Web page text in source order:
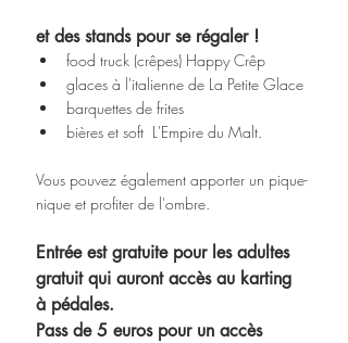
et des stands pour se régaler !
food truck (crêpes) Happy Crêp
glaces à l'italienne de La Petite Glace
barquettes de frites
bières et soft  L'Empire du Malt.
Vous pouvez également apporter un pique-
nique et profiter de l'ombre.
Entrée est gratuite pour les adultes
gratuit qui auront accès au karting
à pédales.
Pass de 5 euros pour un accès